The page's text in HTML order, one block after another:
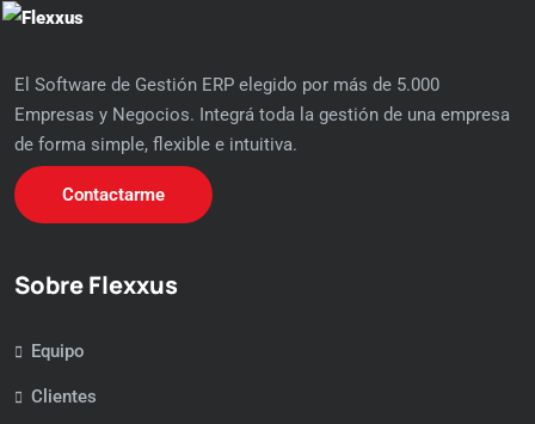
El Software de Gestión ERP elegido por más de 5.000
Empresas y Negocios. Integrá toda la gestión de una empresa
de forma simple, flexible e intuitiva.
Contactarme
Sobre Flexxus
Equipo
Clientes